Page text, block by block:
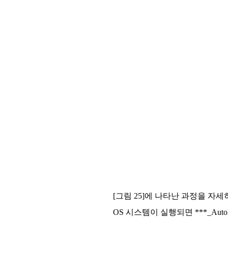
[그림 25]에 나타난 과정을 자세
OS 시스템이 실행되면